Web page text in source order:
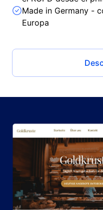
Made in Germany -
Europa